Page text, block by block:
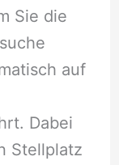
Sie die
auf
Dabei
Stellplatz